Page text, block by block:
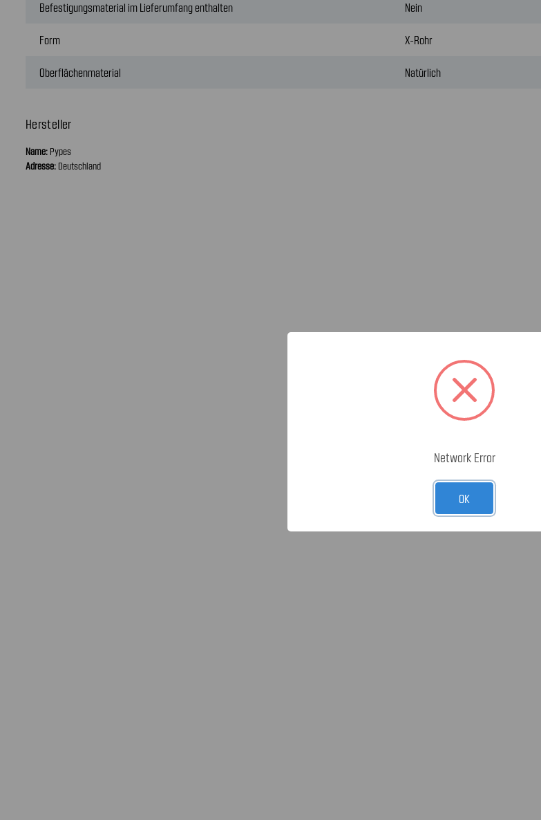
Befestigungsmaterial im Lieferumfang enthalten Nein
Form X-Rohr
Oberflächenmaterial Natürlich
Hersteller
Name: Pypes
Adresse: Deutschland
Network Error
OK